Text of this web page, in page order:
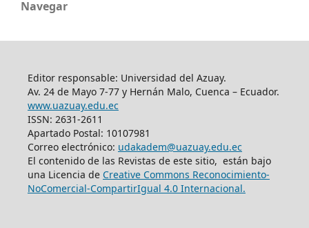
Navegar
Editor responsable: Universidad del Azuay.
Av. 24 de Mayo 7-77 y Hernán Malo, Cuenca – Ecuador.
www.uazuay.edu.ec
ISSN: 2631-2611
Apartado Postal: 10107981
Correo electrónico: udakadem@uazuay.edu.ec
El contenido de las Revistas de este sitio, están bajo
una Licencia de Creative Commons Reconocimiento-
NoComercial-CompartirIgual 4.0 Internacional.